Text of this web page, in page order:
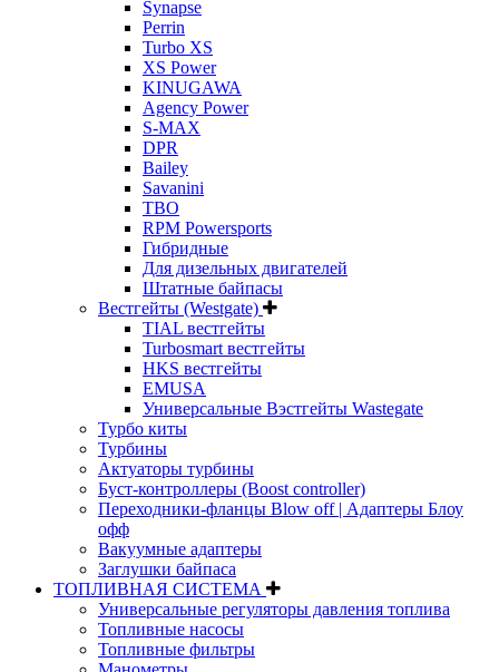
Synapse
Perrin
Turbo XS
XS Power
KINUGAWA
Agency Power
S-MAX
DPR
Bailey
Savanini
TBO
RPM Powersports
Гибридные
Для дизельных двигателей
Штатные байпасы
Вестгейты (Westgate)
TIAL вестгейты
Turbosmart вестгейты
HKS вестгейты
EMUSA
Универсальные Вэстгейты Wastegate
Турбо киты
Турбины
Актуаторы турбины
Буст-контроллеры (Boost controller)
Переходники-фланцы Blow off | Адаптеры Блоу
офф
Вакуумные адаптеры
Заглушки байпаса
ТОПЛИВНАЯ СИСТЕМА
Универсальные регуляторы давления топлива
Топливные насосы
Топливные фильтры